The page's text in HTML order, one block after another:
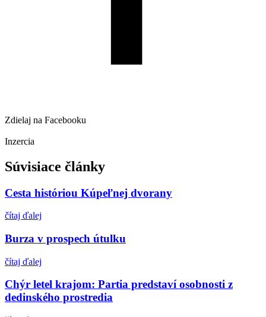
Zdielaj na Facebooku
Inzercia
Súvisiace články
Cesta históriou Kúpeľnej dvorany
čítaj ďalej
Burza v prospech útulku
čítaj ďalej
Chýr letel krajom: Partia predstaví osobnosti z
dedinského prostredia